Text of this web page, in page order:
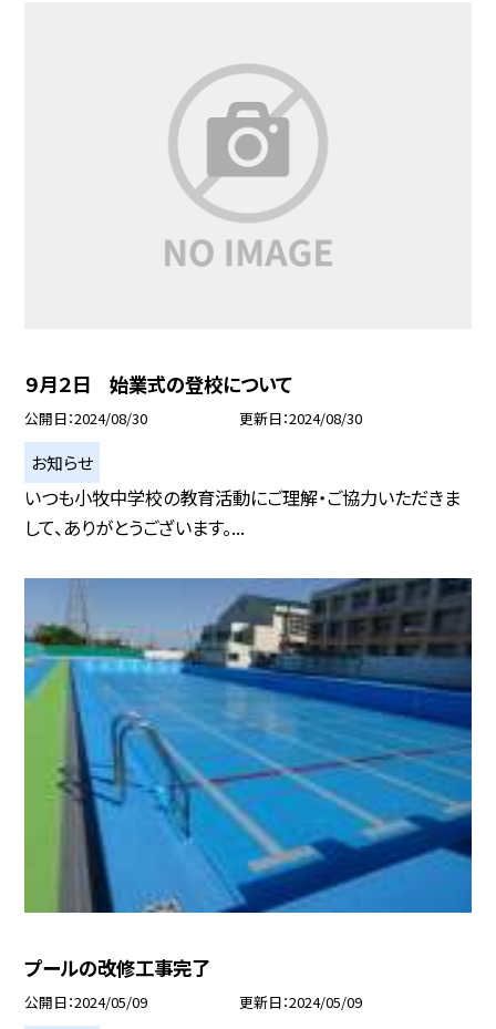
９月２日 始業式の登校について
公開日 2024/08/30 更新日 2024/08/30
お知らせ
いつも小牧中学校の教育活動にご理解・ご協力いただきま
して、ありがとうございます。...
プールの改修工事完了
公開日 2024/05/09 更新日 2024/05/09